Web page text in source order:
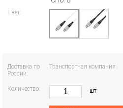
Цвет:
Доставка по
России:
Транспортная компания
Количество: шт